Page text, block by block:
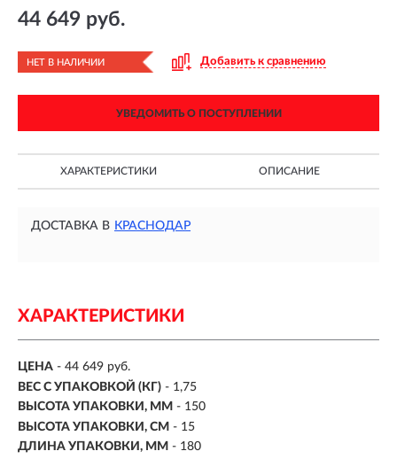
44 649 руб.
НЕТ В НАЛИЧИИ Добавить к сравнению
УВЕДОМИТЬ О ПОСТУПЛЕНИИ
ХАРАКТЕРИСТИКИ ОПИСАНИЕ
ДОСТАВКА В КРАСНОДАР
ХАРАКТЕРИСТИКИ
ЦЕНА - 44 649 руб.
ВЕС С УПАКОВКОЙ (КГ) - 1,75
ВЫСОТА УПАКОВКИ, ММ - 150
ВЫСОТА УПАКОВКИ, СМ - 15
ДЛИНА УПАКОВКИ, ММ - 180